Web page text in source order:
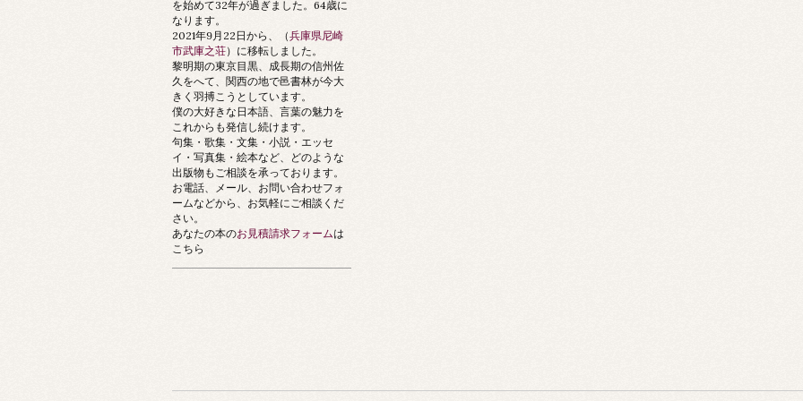
を始めて32年が過ぎました。64歳に
なります。
2021年9月22日から、（兵庫県尼崎
市武庫之荘）に移転しました。
黎明期の東京目黒、成長期の信州佐
久をへて、関西の地で邑書林が今大
きく羽搏こうとしています。
僕の大好きな日本語、言葉の魅力を
これからも発信し続けます。
句集・歌集・文集・小説・エッセ
イ・写真集・絵本など、どのような
出版物もご相談を承っております。
お電話、メール、お問い合わせフォ
ームなどから、お気軽にご相談くだ
さい。
あなたの本のお見積請求フォームは
こちら